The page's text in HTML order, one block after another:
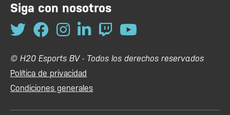
Siga con nosotros
© H20 Esports BV - Todos los derechos reservados
Política de privacidad
Condiciones generales